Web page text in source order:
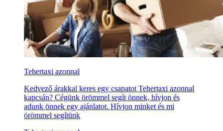
Tehertaxi azonnal
Kedvező árakkal keres egy csapatot Tehertaxi azonnal
kapcsán? Cégünk örömmel segít önnek, hívjon és
adunk önnek egy ajánlatot. Hívjon minket és mi
örömmel segítünk